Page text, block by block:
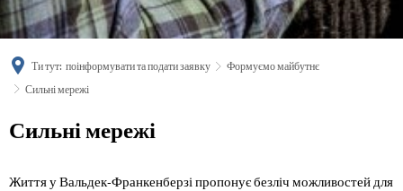
Ти тут: поінформувати та подати заявку
Формуємо майбутнє
Сильні мережі
Сильні
Сильні мережі
Життя у Вальдек-Франкенберзі пропонує безліч можливостей для